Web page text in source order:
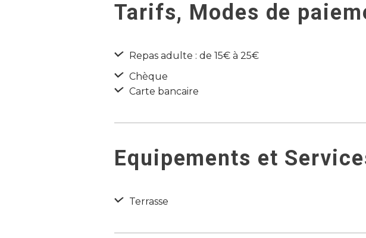
Tarifs, Modes de
Repas adulte : de 15€ à 25€
Chèque
Carte bancaire
Equipements et
Terrasse